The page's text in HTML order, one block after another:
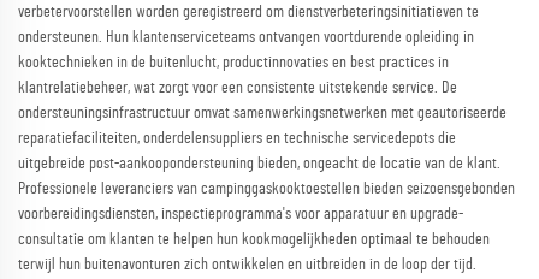
verbetervoorstellen worden geregistreerd om dienstverbeteringsinitiatieven te
ondersteunen. Hun klantenserviceteams ontvangen voortdurende opleiding in
kooktechnieken in de buitenlucht, productinnovaties en best practices in
klantrelatiebeheer, wat zorgt voor een consistente uitstekende service. De
ondersteuningsinfrastructuur omvat samenwerkingsnetwerken met geautoriseerde
reparatiefaciliteiten, onderdelensuppliers en technische servicedepots die
uitgebreide post-aankoopondersteuning bieden, ongeacht de locatie van de klant.
Professionele leveranciers van campinggaskooktoestellen bieden seizoensgebonden
voorbereidingsdiensten, inspectieprogramma's voor apparatuur en upgrade-
consultatie om klanten te helpen hun kookmogelijkheden optimaal te behouden
terwijl hun buitenavonturen zich ontwikkelen en uitbreiden in de loop der tijd.